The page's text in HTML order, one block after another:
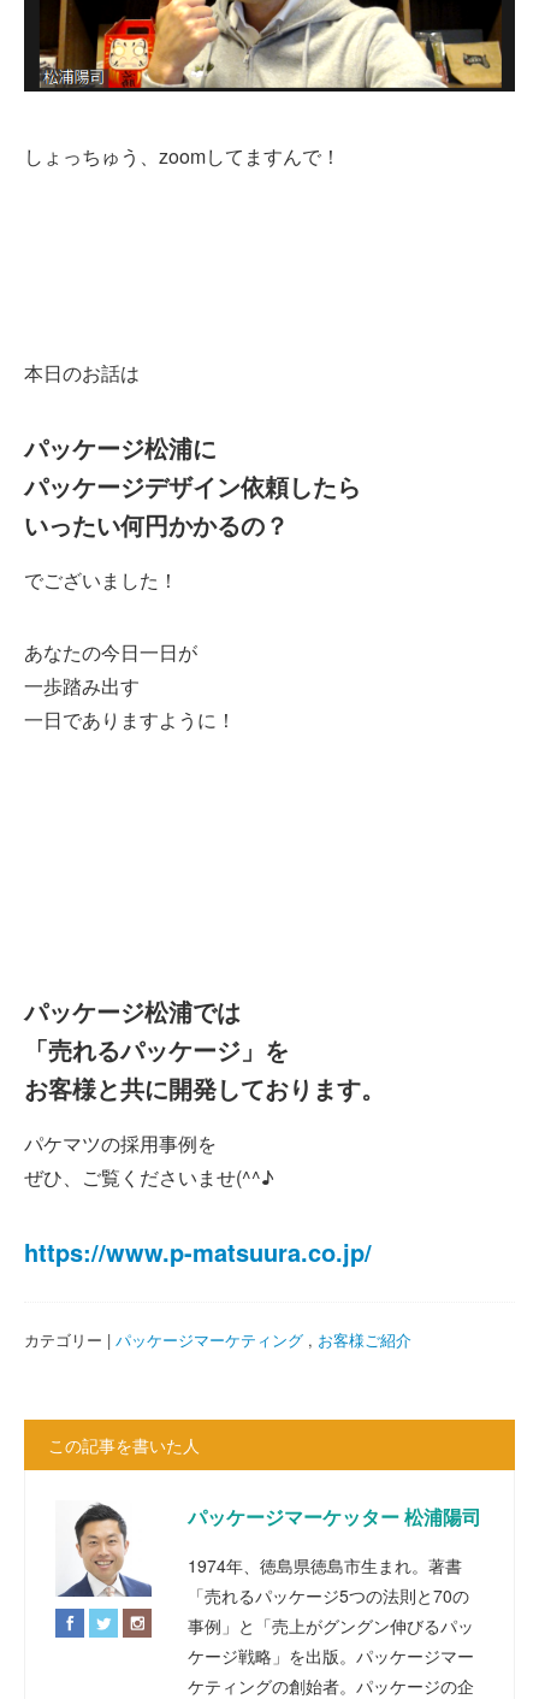
しょっちゅう、zoomしてますんで！
本日のお話は
パッケージ松浦に
パッケージデザイン依頼したら
いったい何円かかるの？
でございました！
あなたの今日一日が
一歩踏み出す
一日でありますように！
パッケージ松浦では
「売れるパッケージ」を
お客様と共に開発しております。
パケマツの採用事例を
ぜひ、ご覧くださいませ(^^♪
https://www.p-matsuura.co.jp/
カテゴリー | パッケージマーケティング , お客様ご紹介
この記事を書いた人
パッケージマーケッター 松浦陽司
1974年、徳島県徳島市生まれ。著書
「売れるパッケージ5つの法則と70の
事例」と「売上がグングン伸びるパッ
ケージ戦略」を出版。パッケージマー
ケティングの創始者。パッケージの企